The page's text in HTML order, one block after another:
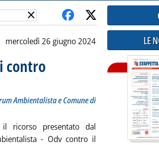
×
mercoledì 26 giugno 2024
contro
Ambientalista e Comune di
ricorso presentato dal
- Odv contro il
LE